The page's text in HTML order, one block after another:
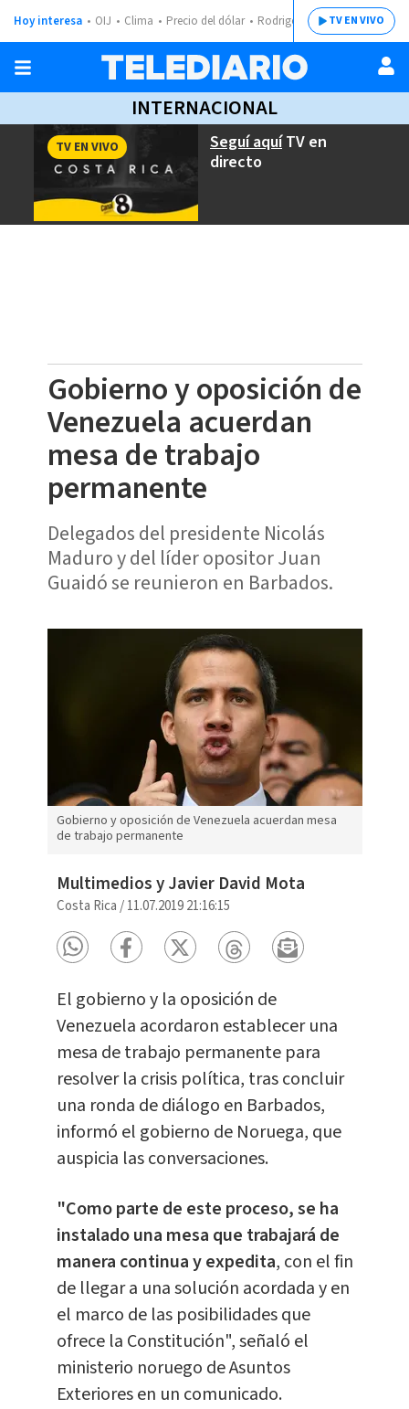
Hoy interesa OIJ Clima Precio del dólar Rodrigo ChavesTV EN VIVO
INTERNACIONAL
Seguí aquíTV en
directo
TV EN VIVO
Gobierno y oposición de
Venezuela acuerdan
mesa de trabajo
permanente
Delegados del presidente Nicolás
Maduro y del líder opositor Juan
Guaidó se reunieron en Barbados.
Gobierno y oposición de Venezuela acuerdan mesa
de trabajo permanente
Multimedios y Javier David Mota
Costa Rica /11.07.2019 21:16:15
El gobierno y la oposición de
Venezuela acordaron establecer una
mesa de trabajo permanente para
resolver la crisis política, tras concluir
una ronda de diálogo en Barbados,
informó el gobierno de Noruega, que
auspicia las conversaciones.
"Como parte de este proceso, se ha
instalado una mesa que trabajará de
manera continua y expedita, con el fin
de llegar a una solución acordada y en
el marco de las posibilidades que
ofrece la Constitución", señaló el
ministerio noruego de Asuntos
Exteriores en un comunicado.